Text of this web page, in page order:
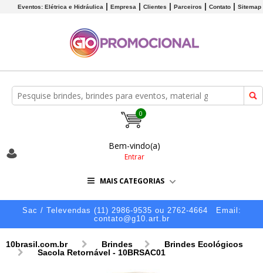
Eventos: Elétrica e Hidráulica Empresa Clientes Parceiros Contato Sitemap
0
Bem-vindo(a)
Entrar
MAIS CATEGORIAS
Sac / Televendas (11) 2986-9535 ou 2762-4664
Email:
contato@g10.art.br
10brasil.com.br Brindes
Brindes Ecológicos
Sacola Retornável - 10BRSAC01